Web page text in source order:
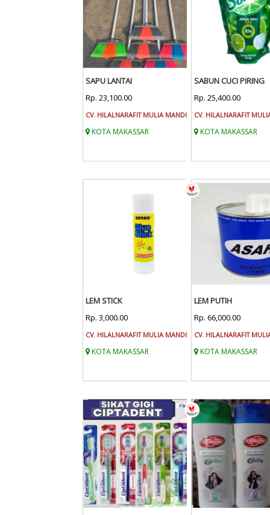
SAPU LANTAI
Rp. 23,100.00
CV. HILALNARAFIT MULIA MANDIRI
KOTA MAKASSAR
SABUN CUCI PIRING
Rp. 25,400.00
CV. HILALNARAFIT
KOTA MAKASSAR
LEM STICK
Rp. 3,000.00
CV. HILALNARAFIT MULIA MANDIRI
KOTA MAKASSAR
LEM PUTIH
Rp. 66,000.00
CV. HILALNARAFIT
KOTA MAKASSAR